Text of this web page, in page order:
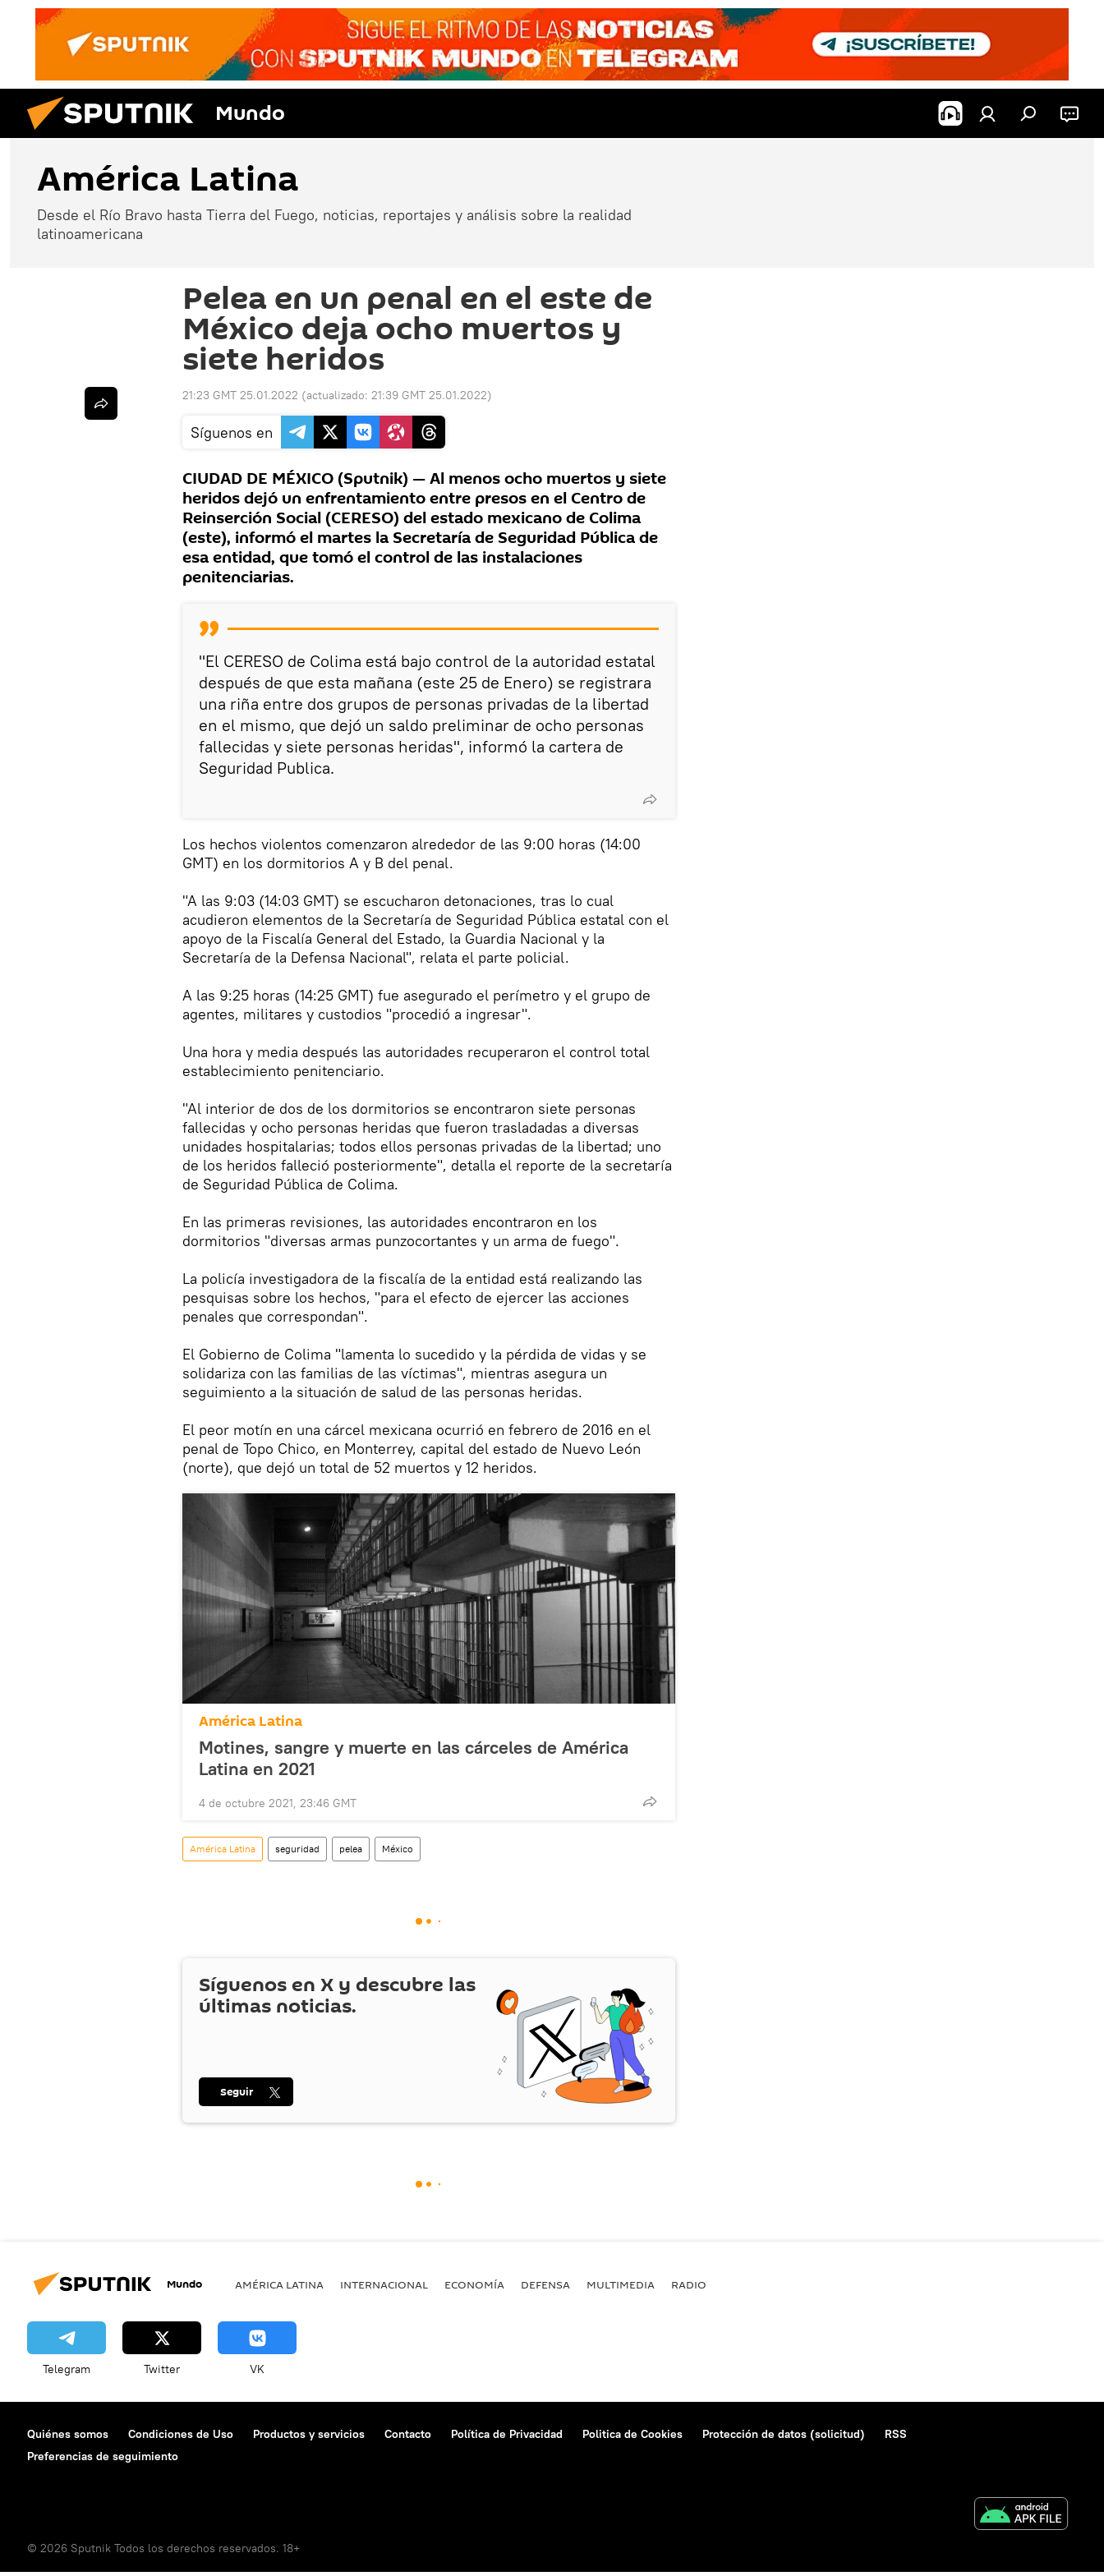
Mundo
América Latina
Desde el Río Bravo hasta Tierra del Fuego, noticias, reportajes y análisis sobre la realidad
latinoamericana
Pelea en un penal en el este de
México deja ocho muertos y
siete heridos
21:23 GMT 25.01.2022 (actualizado: 21:39 GMT 25.01.2022)
Síguenos en
CIUDAD DE MÉXICO (Sputnik) — Al menos ocho muertos y siete
heridos dejó un enfrentamiento entre presos en el Centro de
Reinserción Social (CERESO) del estado mexicano de Colima
(este), informó el martes la Secretaría de Seguridad Pública de
esa entidad, que tomó el control de las instalaciones
penitenciarias.
"El CERESO de Colima está bajo control de la autoridad estatal
después de que esta mañana (este 25 de Enero) se registrara
una riña entre dos grupos de personas privadas de la libertad
en el mismo, que dejó un saldo preliminar de ocho personas
fallecidas y siete personas heridas", informó la cartera de
Seguridad Publica.
Los hechos violentos comenzaron alrededor de las 9:00 horas (14:00
GMT) en los dormitorios A y B del penal.
"A las 9:03 (14:03 GMT) se escucharon detonaciones, tras lo cual
acudieron elementos de la Secretaría de Seguridad Pública estatal con el
apoyo de la Fiscalía General del Estado, la Guardia Nacional y la
Secretaría de la Defensa Nacional", relata el parte policial.
A las 9:25 horas (14:25 GMT) fue asegurado el perímetro y el grupo de
agentes, militares y custodios "procedió a ingresar".
Una hora y media después las autoridades recuperaron el control total
establecimiento penitenciario.
"Al interior de dos de los dormitorios se encontraron siete personas
fallecidas y ocho personas heridas que fueron trasladadas a diversas
unidades hospitalarias; todos ellos personas privadas de la libertad; uno
de los heridos falleció posteriormente", detalla el reporte de la secretaría
de Seguridad Pública de Colima.
En las primeras revisiones, las autoridades encontraron en los
dormitorios "diversas armas punzocortantes y un arma de fuego".
La policía investigadora de la fiscalía de la entidad está realizando las
pesquisas sobre los hechos, "para el efecto de ejercer las acciones
penales que correspondan".
El Gobierno de Colima "lamenta lo sucedido y la pérdida de vidas y se
solidariza con las familias de las víctimas", mientras asegura un
seguimiento a la situación de salud de las personas heridas.
El peor motín en una cárcel mexicana ocurrió en febrero de 2016 en el
penal de Topo Chico, en Monterrey, capital del estado de Nuevo León
(norte), que dejó un total de 52 muertos y 12 heridos.
América Latina
Motines, sangre y muerte en las cárceles de América
Latina en 2021
4 de octubre 2021, 23:46 GMT
América Latina seguridad pelea México
Síguenos en X y descubre las
últimas noticias.
Seguir
Mundo AMÉRICA LATINA INTERNACIONAL ECONOMÍA DEFENSA MULTIMEDIA RADIO
Telegram Twitter VK
Quiénes somos Condiciones de Uso Productos y servicios Contacto Política de Privacidad Politica de Cookies Protección de datos (solicitud)
RSS
Preferencias de seguimiento
© 2026 Sputnik Todos los derechos reservados. 18+